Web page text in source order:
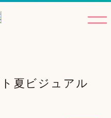
夏ビジュアル